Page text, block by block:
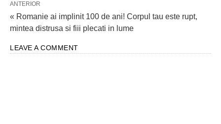
ANTERIOR
« Romanie ai implinit 100 de ani! Corpul tau este rupt,
mintea distrusa si fiii plecati in lume
LEAVE A COMMENT